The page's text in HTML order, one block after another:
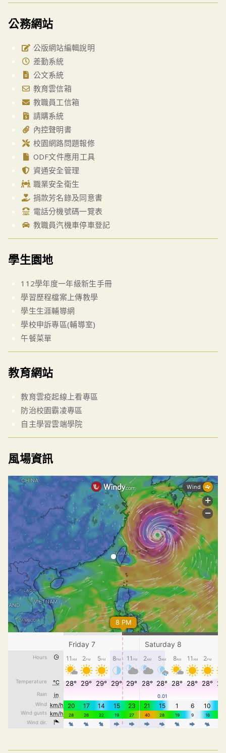
公務網站
公版網站編輯說明
差勤系統
公文系統
教育雲信箱
教職員工信箱
請購系統
內控聲明書
校園網路問題報修
ODF文件應用工具
資通安全管理
職業安全衛生
捐款芳名錄及同意書
電話分機號碼一覽表
教職員汽機車停車登記
學生園地
112學年度一年級新生手冊
學習歷程檔案上傳教學
學生生涯輔導網
學校申訴專區(輔導室)
午餐菜單
教育網站
教育雲疫起線上看專區
防治校園霸凌專區
自主學習雲端學院
風場資訊